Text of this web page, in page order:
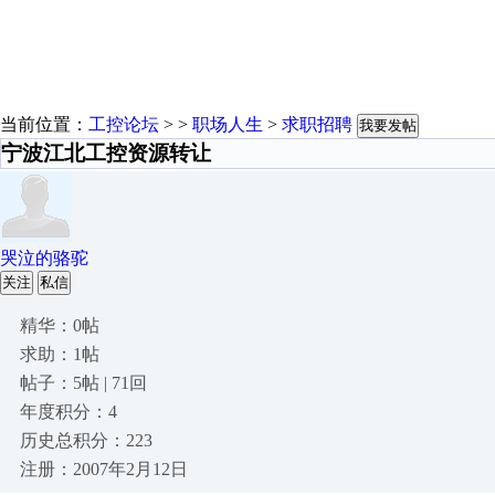
当前位置： 工控论坛 > > 职场人生 > 求职招聘 我要发帖
宁波江北工控资源转让
哭泣的骆驼
关注 私信
精华：0帖
求助：1帖
帖子：5帖 | 71回
年度积分：4
历史总积分：223
注册：2007年2月12日